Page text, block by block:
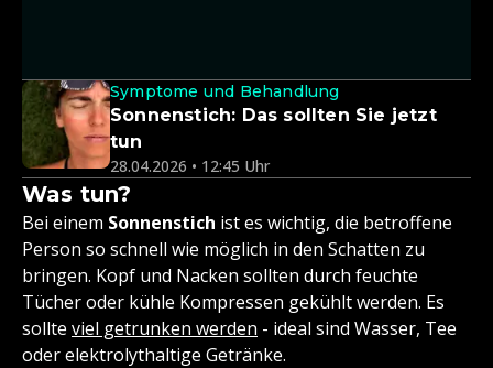
Symptome und Behandlung
Sonnenstich: Das sollten Sie jetzt
tun
28.04.2026 • 12:45 Uhr
Was tun?
Bei einem Sonnenstich ist es wichtig, die betroffene
Person so schnell wie möglich in den Schatten zu
bringen. Kopf und Nacken sollten durch feuchte
Tücher oder kühle Kompressen gekühlt werden. Es
sollte viel getrunken werden - ideal sind Wasser, Tee
oder elektrolythaltige Getränke.